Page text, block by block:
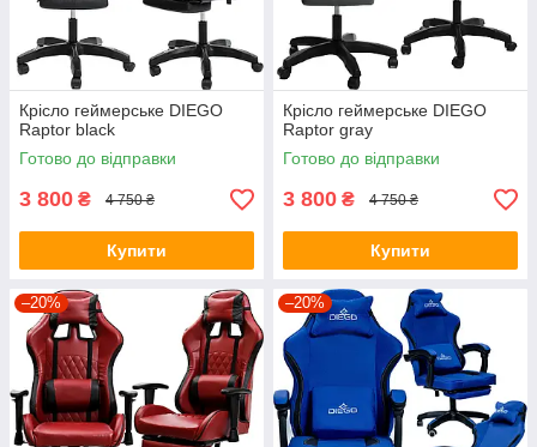
Крісло геймерське DIEGO
Raptor black
Готово до відправки
3 800 ₴ 4 750 ₴
Купити
Крісло геймерське DIEGO
Raptor gray
Готово до відправки
3 800 ₴ 4 750 ₴
Купити
–20% –20%